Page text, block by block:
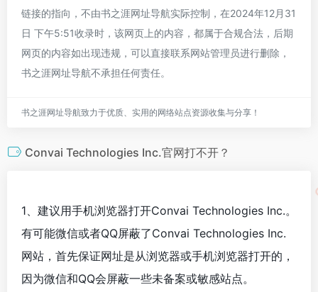
链接的指向，不由书之涯网址导航实际控制，在2024年12月31
日 下午5:51收录时，该网页上的内容，都属于合规合法，后期
网页的内容如出现违规，可以直接联系网站管理员进行删除，
书之涯网址导航不承担任何责任。
书之涯网址导航致力于优质、实用的网络站点资源收集与分享！
Convai Technologies Inc.官网打不开？
1、建议用手机浏览器打开Convai Technologies Inc.。
有可能微信或者QQ屏蔽了Convai Technologies Inc.
网站，首先保证网址是从浏览器或手机浏览器打开的，
因为微信和QQ会屏蔽一些未备案或敏感站点。